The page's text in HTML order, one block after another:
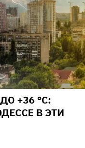
+36 °С:
В ЭТИ